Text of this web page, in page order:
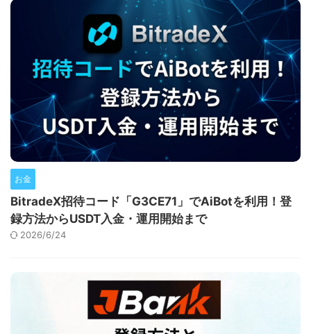
お金
BitradeX招待コード「G3CE71」でAiBotを利用！登
録方法からUSDT入金・運用開始まで
2026/6/24